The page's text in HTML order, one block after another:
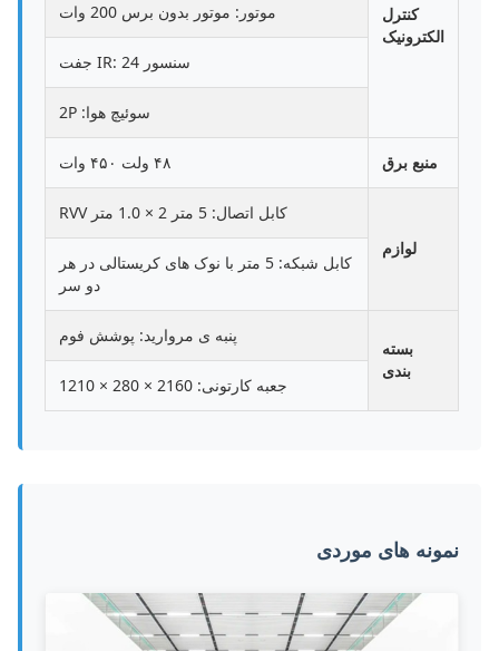
کنترل
الکترونیک
موتور: موتور بدون برس 200 وات
سنسور IR: 24 جفت
سوئیچ هوا: 2P
منبع برق ۴۸ ولت ۴۵۰ وات
لوازم
کابل اتصال: 5 متر 2 × 1.0 متر RVV
کابل شبکه: 5 متر با نوک های کریستالی در هر
دو سر
بسته
بندی
پنبه ی مروارید: پوشش فوم
جعبه کارتونی: 2160 × 280 × 1210
نمونه های موردی